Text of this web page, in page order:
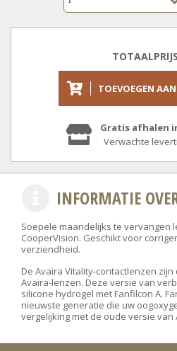
TOEVOEGEN
Gratis afhalen
Verwachte
INFORMATIE
Soepele maandelijks te vervangen
CooperVision. Geschikt voor
verziendheid.
De Avaira Vitality-contactlenzen
Avaira-lenzen. Deze versie van
silicone hydrogel met Fanfilcon A.
nieuwste generatie die uw
vergelijking met de oude versie van